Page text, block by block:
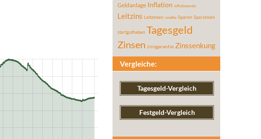
Geldanlage Inflation inflationsrate
Leitzins Leitzinsen rendite Sparen Sparzinsen
startguthaben Tagesgeld
Zinsen zinsgarantie Zinssenkung
Vergleiche:
Tagesgeld-Vergleich
Festgeld-Vergleich